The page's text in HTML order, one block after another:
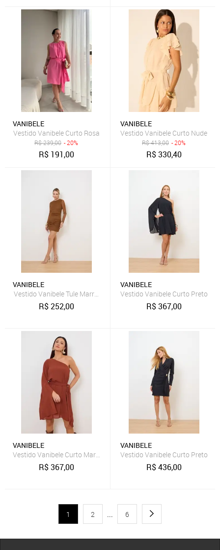
VANIBELE
Vestido Vanibele Curto Rosa
R$239,00 - 20%
R$ 191,00
VANIBELE
Vestido Vanibele Curto Nude
R$413,00 - 20%
R$330,40
VANIBELE
Vestido Vanibele Tule Marrom
R$252,00
VANIBELE
Vestido Vanibele Curto Preto
R$367,00
VANIBELE
Vestido Vanibele Curto Marrom
R$367,00
VANIBELE
Vestido Vanibele Curto Preto
R$436,00
1 2 ... 6